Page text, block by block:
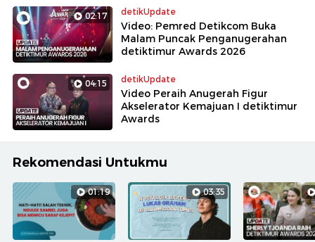
02:17 detikUpdate
Video: Pemred Detikcom Buka
Malam Puncak Penganugerahan
detiktimur Awards 2026
04:15 detikUpdate
Video Peraih Anugerah Figur
Akselerator Kemajuan I detiktimur
Awards
Rekomendasi Untukmu
01:19 03:35